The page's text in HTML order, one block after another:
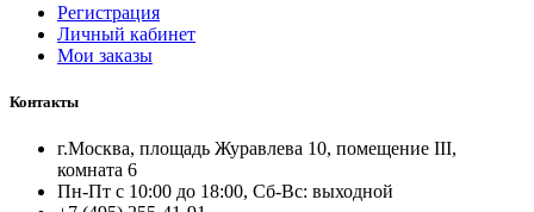
Регистрация
Личный кабинет
Мои заказы
Контакты
г.Москва, площадь Журавлева 10, помещение III,
комната 6
Пн-Пт с 10:00 до 18:00, Сб-Вс: выходной